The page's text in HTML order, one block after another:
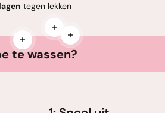
tegen lekken
Meer informatie
Meer informatie
Meer informatie
te wassen?